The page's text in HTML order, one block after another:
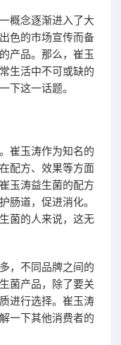
概念逐渐进入了大
色的市场宣传而备
产品。那么，崔玉
生活中不可或缺的
下这一话题。
崔玉涛作为知名的
配方、效果等方面
玉涛益生菌的配方
肠道，促进消化。
菌的人来说，这无
，不同品牌之间的
菌产品，除了要关
进行选择。崔玉涛
一下其他消费者的